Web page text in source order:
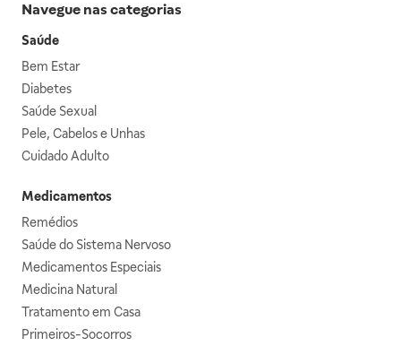
Navegue nas categorias
Saúde
Bem Estar
Diabetes
Saúde Sexual
Pele, Cabelos e Unhas
Cuidado Adulto
Medicamentos
Remédios
Saúde do Sistema Nervoso
Medicamentos Especiais
Medicina Natural
Tratamento em Casa
Primeiros-Socorros